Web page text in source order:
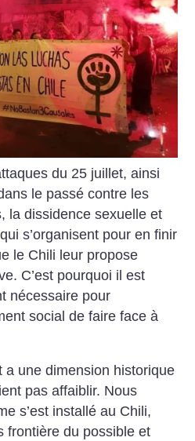
du 25 juillet, ainsi
le passé contre les
la dissidence sexuelle et
s’organisent pour en finir
le Chili leur propose
C’est pourquoi il est
nécessaire pour
social de faire face à
a une dimension historique
pas affaiblir. Nous
s’est installé au Chili,
frontière du possible et